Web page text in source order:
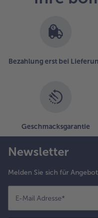
Bezahlung erst bei
Geschmacksgarantie
Newsletter
Melden Sie sich für
E-Mail Adresse*